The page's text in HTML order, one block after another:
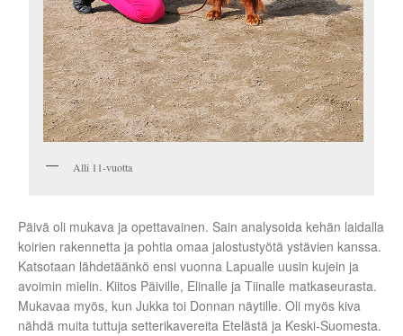
Alli 11-vuotta
Päivä oli mukava ja opettavainen. Sain analysoida kehän laidalla
koirien rakennetta ja pohtia omaa jalostustyötä ystävien kanssa.
Katsotaan lähdetäänkö ensi vuonna Lapualle uusin kujein ja
avoimin mielin. Kiitos Päiville, Elinalle ja Tiinalle matkaseurasta.
Mukavaa myös, kun Jukka toi Donnan näytille. Oli myös kiva
nähdä muita tuttuja setterikavereita Etelästä ja Keski-Suomesta.